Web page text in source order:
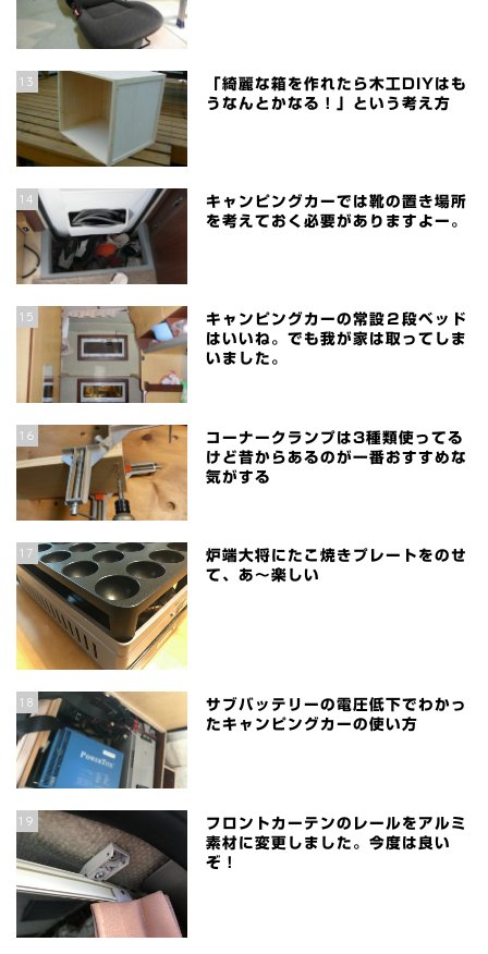
13
「綺麗な箱を作れたら木工DIYはも
うなんとかなる！」という考え方
14
キャンピングカーでは靴の置き場所
を考えておく必要がありますよー。
15
キャンピングカーの常設２段ベッド
はいいね。でも我が家は取ってしま
いました。
16
コーナークランプは3種類使ってる
けど昔からあるのが一番おすすめな
気がする
17
炉端大将にたこ焼きプレートをのせ
て、あ～楽しい
18
サブバッテリーの電圧低下でわかっ
たキャンピングカーの使い方
19
フロントカーテンのレールをアルミ
素材に変更しました。今度は良い
ぞ！